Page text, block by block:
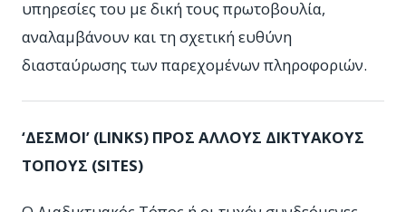
υπηρεσίες του με δική τους πρωτοβουλία,
αναλαμβάνουν και τη σχετική ευθύνη
διασταύρωσης των παρεχομένων πληροφοριών.
‘ΔΕΣΜΟΙ’ (LINKS) ΠΡΟΣ ΑΛΛΟΥΣ ΔΙΚΤΥΑΚΟΥΣ
ΤΟΠΟΥΣ (SITES)